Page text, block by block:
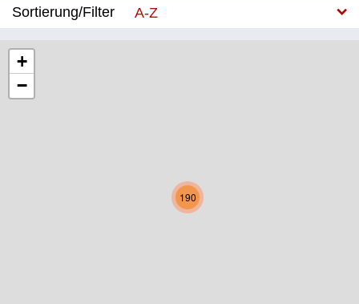
Sortierung/Filter
A-Z
Niederösterreich
Oberösterreich
190
+
−